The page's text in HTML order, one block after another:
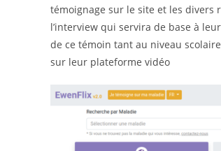
témoignage sur le site et les divers
l’interview qui servira de base à
de ce témoin tant au niveau
sur leur plateforme vidéo